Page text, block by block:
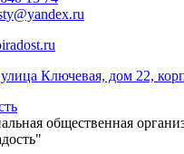
Ключевая, дом 22,
общественная